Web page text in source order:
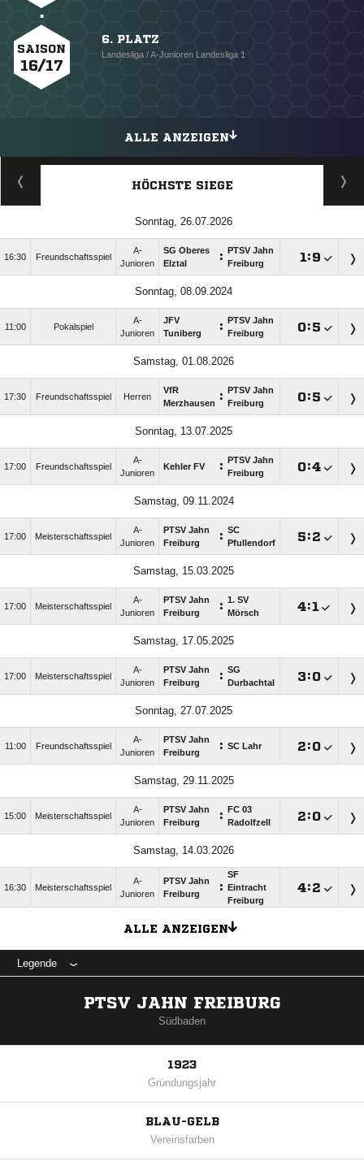
SAISON
16/17
6. PLATZ
Landesliga / A-Junioren Landesliga 1
ALLE ANZEIGEN
HÖCHSTE SIEGE
Sonntag, 26.07.2026
16:30 Freundschaftsspiel
A-
Junioren
SG Oberes
Elztal
:
PTSV Jahn
Freiburg
:
Sonntag, 08.09.2024
11:00 Pokalspiel
A-
Junioren
JFV
Tuniberg
:
PTSV Jahn
Freiburg
:
Samstag, 01.08.2026
17:30 Freundschaftsspiel Herren
VfR
Merzhausen :
PTSV Jahn
Freiburg
:
Sonntag, 13.07.2025
17:00 Freundschaftsspiel
A-
Junioren
Kehler FV :
PTSV Jahn
Freiburg
:
Samstag, 09.11.2024
17:00 Meisterschaftsspiel
A-
Junioren
PTSV Jahn
Freiburg
: SC
Pfullendorf
:
Samstag, 15.03.2025
17:00 Meisterschaftsspiel
A-
Junioren
PTSV Jahn
Freiburg
: 1. SV
Mörsch
:
Samstag, 17.05.2025
17:00 Meisterschaftsspiel
A-
Junioren
PTSV Jahn
Freiburg
: SG
Durbachtal
:
Sonntag, 27.07.2025
11:00 Freundschaftsspiel
A-
Junioren
PTSV Jahn
Freiburg
: SC Lahr :
Samstag, 29.11.2025
15:00 Meisterschaftsspiel
A-
Junioren
PTSV Jahn
Freiburg
:
FC 03
Radolfzell
:
Samstag, 14.03.2026
16:30 Meisterschaftsspiel
A-
Junioren
PTSV Jahn
Freiburg
:
SF
Eintracht
Freiburg
:
ALLE ANZEIGEN
Legende
PTSV JAHN FREIBURG
Südbaden
1923
Gründungsjahr
BLAU-GELB
Vereinsfarben